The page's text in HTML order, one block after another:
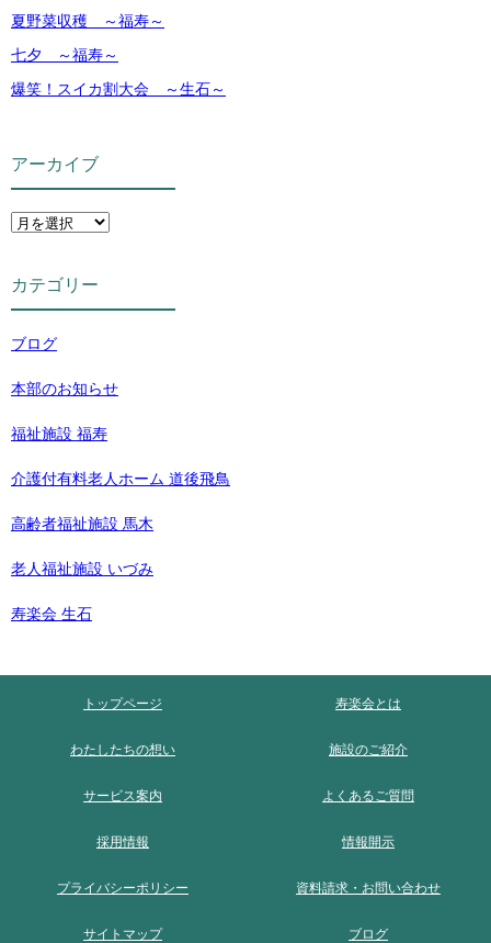
夏野菜収穫 ～福寿～
七夕 ～福寿～
爆笑！スイカ割大会 ～生石～
アーカイブ
カテゴリー
ブログ
本部のお知らせ
福祉施設 福寿
介護付有料老人ホーム 道後飛鳥
高齢者福祉施設 馬木
老人福祉施設 いづみ
寿楽会 生石
トップページ 寿楽会とは
わたしたちの想い 施設のご紹介
サービス案内 よくあるご質問
採用情報 情報開示
プライバシーポリシー 資料請求・お問い合わせ
サイトマップ ブログ